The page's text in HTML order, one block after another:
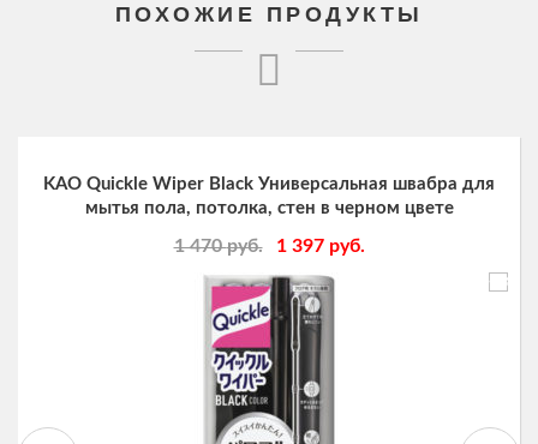
ПОХОЖИЕ ПРОДУКТЫ
KAO Quickle Wiper Black Универсальная швабра для
мытья пола, потолка, стен в черном цвете
1 470руб. 1 397 руб.
-5%